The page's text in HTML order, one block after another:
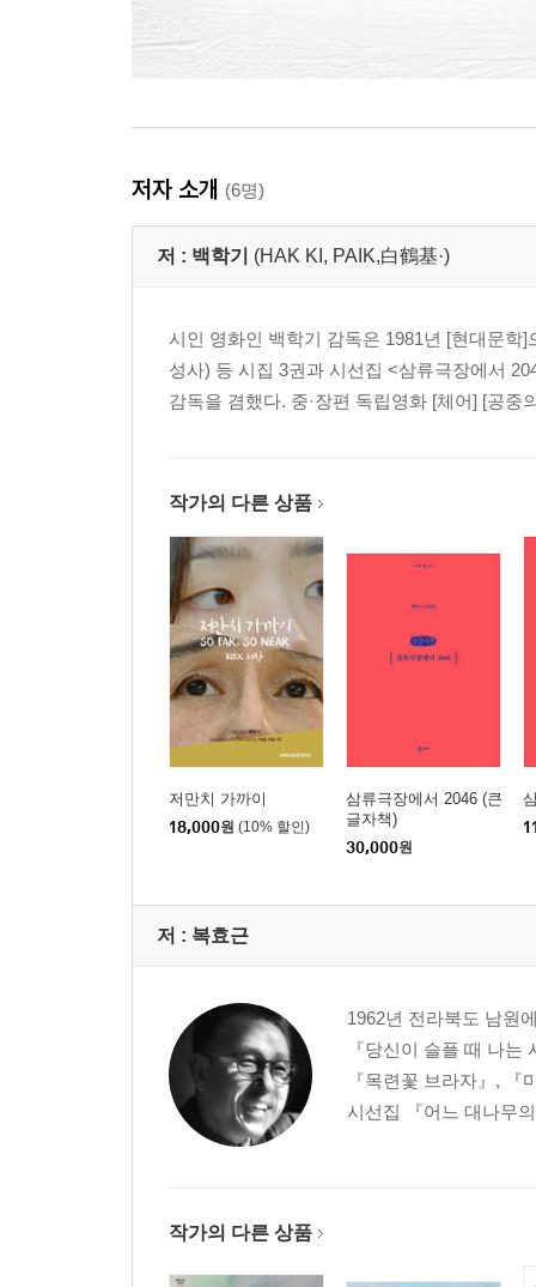
저자 소개 (6명)
저 : 백학기 (HAK KI, PAIK,白鶴基·)
시인 영화인 백학기 감독은 1981년 [현대문학
성사) 등 시집 3권과 시선집 <삼류극장에서
감독을 겸했다. 중·장편 독립영화 [체어] [공
작가의 다른 상품
저만치 가까이
18,000원 (10% 할인)
삼류극장에서 2046 (큰
글자책)
30,000원
저 : 복효근
1962년 전라북도 남원
『당신이 슬플 때 나
『목련꽃 브라자』,
시선집 『어느 대나무
작가의 다른 상품